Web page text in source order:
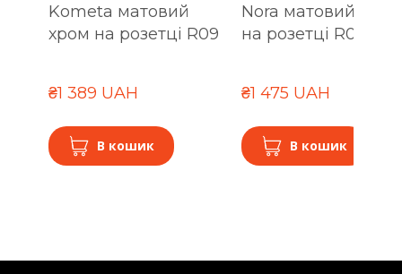
Kometa матовий
хром на розетці R09
₴1 389 UAH
В кошик
Nora матовий хром
на розетці R09
₴1 475 UAH
В кошик